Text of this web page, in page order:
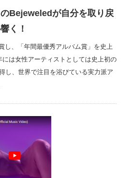
Bejeweledが自分を取り戻
く！
し、「年間最優秀アルバム賞」を史上
は女性アーティストとしては史上初の
し、世界で注目を浴びている実力派ア